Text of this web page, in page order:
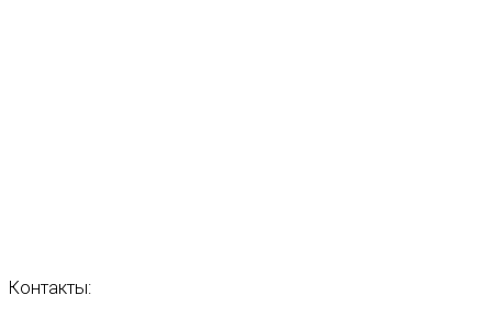
Контакты: